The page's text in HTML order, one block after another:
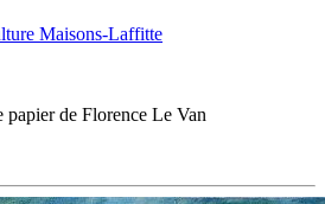
Maisons-Laffitte
de Florence Le Van